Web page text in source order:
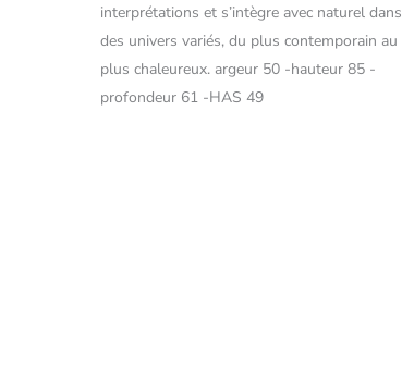
interprétations et s’intègre avec naturel dans
des univers variés, du plus contemporain au
plus chaleureux. argeur 50 -hauteur 85 -
profondeur 61 -HAS 49